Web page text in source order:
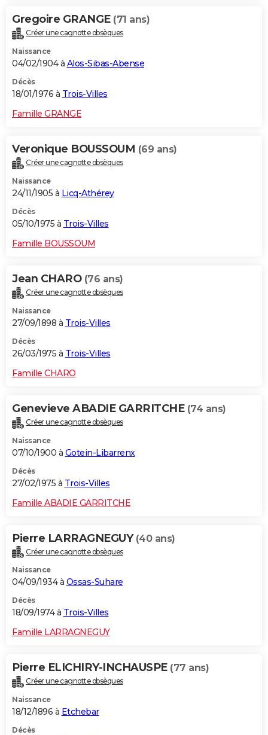
Gregoire GRANGE (71 ans)
Créer une cagnotte obsèques
Naissance
04/02/1904 à Alos-Sibas-Abense
Décès
18/01/1976 à Trois-Villes
Famille GRANGE
Veronique BOUSSOUM (69 ans)
Créer une cagnotte obsèques
Naissance
24/11/1905 à Licq-Athérey
Décès
05/10/1975 à Trois-Villes
Famille BOUSSOUM
Jean CHARO (76 ans)
Créer une cagnotte obsèques
Naissance
27/09/1898 à Trois-Villes
Décès
26/03/1975 à Trois-Villes
Famille CHARO
Genevieve ABADIE GARRITCHE (74 ans)
Créer une cagnotte obsèques
Naissance
07/10/1900 à Gotein-Libarrenx
Décès
27/02/1975 à Trois-Villes
Famille ABADIE GARRITCHE
Pierre LARRAGNEGUY (40 ans)
Créer une cagnotte obsèques
Naissance
04/09/1934 à Ossas-Suhare
Décès
18/09/1974 à Trois-Villes
Famille LARRAGNEGUY
Pierre ELICHIRY-INCHAUSPE (77 ans)
Créer une cagnotte obsèques
Naissance
18/12/1896 à Etchebar
Décès